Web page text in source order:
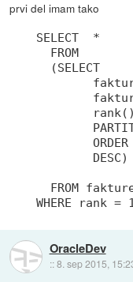
prvi del imam tako
SELECT  *
  FROM
  (SELECT
	ORDER BY datum_storitve
FROM
OracleDev
::8. sep 2015,